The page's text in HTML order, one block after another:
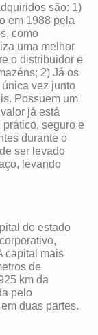
são: 1)
em 1988 pela
como
uma melhor
o distribuidor e
2) Já os
vez junto
Possuem um
já está
seguro e
durante o
ser levado
levando
do estado
capital mais
de
km da
pelo
duas partes.